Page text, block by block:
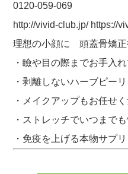
0120-059-069
http://vivid-club.jp/ https://
理想の小顔に 頭蓋骨矯正
・瞼や目の際までお手入
・剥離しないハーブピー
・メイクアップもお任せく
・ストレッチでいつまで
・免疫を上げる本物サプリ